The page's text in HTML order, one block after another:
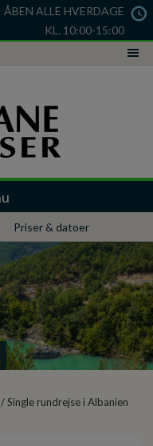
ÅBEN ALLE HVERDAGE
KL. 10:00-15:00
Priser & datoer
/ Single rundrejse i Albanien